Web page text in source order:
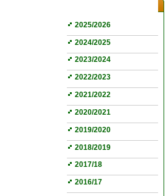
2025/2026
2024/2025
2023/2024
2022/2023
2021/2022
2020/2021
2019/2020
2018/2019
2017/18
2016/17